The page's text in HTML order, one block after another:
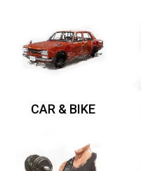
CAR & BIKE